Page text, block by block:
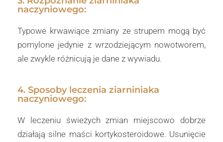
naczyniowego:
Typowe krwawiące zmiany ze strupem mogą być
pomylone jedynie z wrzodziejącym nowotworem,
ale zwykle różnicują je dane z wywiadu.
4. Sposoby leczenia ziarniniaka
naczyniowego:
W leczeniu świeżych zmian miejscowo dobrze
działają silne maści kortykosteroidowe. Usunięcie